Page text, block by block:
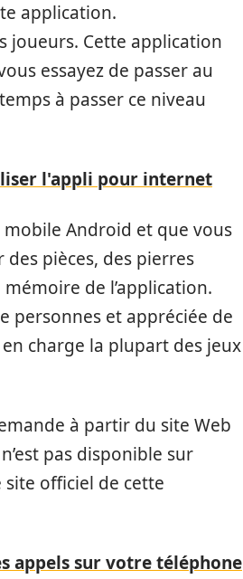
application.
joueurs. Cette application
essayez de passer au
à passer ce niveau
l'appli pour internet
mobile Android et que vous
pièces, des pierres
de l’application.
personnes et appréciée de
charge la plupart des jeux
à partir du site Web
pas disponible sur
officiel de cette
appels sur votre téléphone